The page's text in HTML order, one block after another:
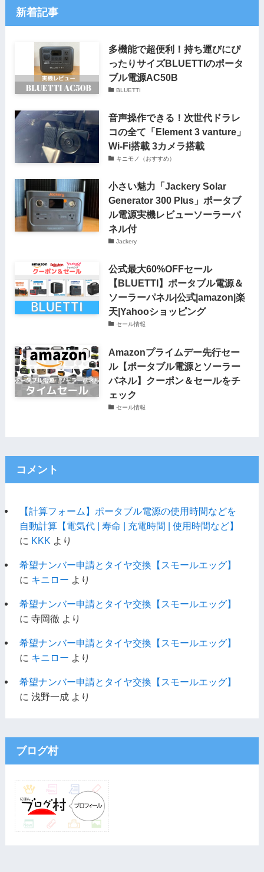
新着記事
多機能で超便利！持ち運びにぴ
ったりサイズBLUETTIのポータ
ブル電源AC50B
BLUETTI
音声操作できる！次世代ドラレ
コの全て「Element 3 vanture」
Wi-Fi搭載 3カメラ搭載
キニモノ（おすすめ）
小さい魅力「Jackery Solar
Generator 300 Plus」ポータブ
ル電源実機レビューソーラーパ
ネル付
Jackery
公式最大60%OFFセール
【BLUETTI】ポータブル電源＆
ソーラーパネル|公式|amazon|楽
天|Yahooショッピング
セール情報
Amazonプライムデー先行セー
ル【ポータブル電源とソーラー
パネル】クーポン＆セールをチ
ェック
セール情報
コメント
【計算フォーム】ポータブル電源の使用時間などを
自動計算【電気代 | 寿命 | 充電時間 | 使用時間など】
に KKK より
希望ナンバー申請とタイヤ交換【スモールエッグ】
に キニロー より
希望ナンバー申請とタイヤ交換【スモールエッグ】
に 寺岡徹 より
希望ナンバー申請とタイヤ交換【スモールエッグ】
に キニロー より
希望ナンバー申請とタイヤ交換【スモールエッグ】
に 浅野一成より
ブログ村